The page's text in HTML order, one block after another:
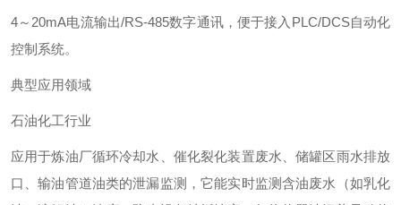
4～20mA电流输出/RS-485数字通讯，便于接入PLC/DCS自动化
控制系统。
典型应用领域
石油化工行业
应用于炼油厂循环冷却水、催化裂化装置废水、储罐区雨水排放
口、输油管道油类的泄漏监测，它能实时监测含油废水（如乳化